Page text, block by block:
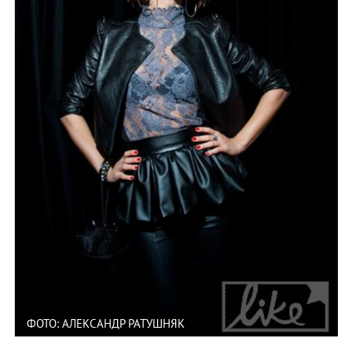
ФОТО: АЛЕКСАНДР РАТУШНЯК